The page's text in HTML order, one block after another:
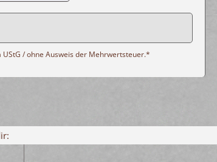
/ ohne Ausweis der Mehrwertsteuer.*